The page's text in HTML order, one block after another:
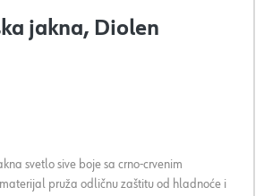
jakna, Diolen
svetlo sive boje sa crno-crvenim
pruža odličnu zaštitu od hladnoće i